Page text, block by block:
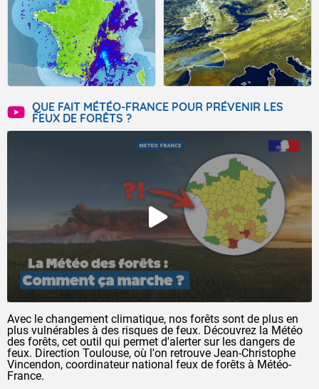
QUE FAIT MÉTÉO-FRANCE POUR PRÉVENIR LES
FEUX DE FORÊTS ?
Avec le changement climatique, nos forêts sont de plus en
plus vulnérables à des risques de feux. Découvrez la Météo
des forêts, cet outil qui permet d'alerter sur les dangers de
feux. Direction Toulouse, où l'on retrouve Jean-Christophe
Vincendon, coordinateur national feux de forêts à Météo-
France.